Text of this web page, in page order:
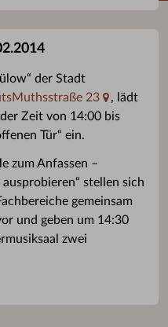
der Stadt
23
, lädt
Zeit von 14:00 bis
Tür“ ein.
zum Anfassen –
stellen sich
gemeinsam
und geben um 14:30
zwei